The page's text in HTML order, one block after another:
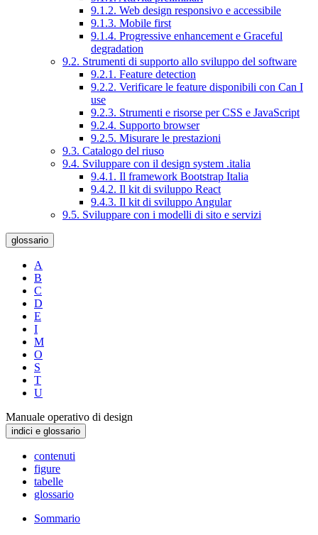
9.1.2. Web design responsivo e accessibile
9.1.3. Mobile first
9.1.4. Progressive enhancement e Graceful
degradation
9.2. Strumenti di supporto allo sviluppo del software
9.2.1. Feature detection
9.2.2. Verificare le feature disponibili con Can I
use
9.2.3. Strumenti e risorse per CSS e JavaScript
9.2.4. Supporto browser
9.2.5. Misurare le prestazioni
9.3. Catalogo del riuso
9.4. Sviluppare con il design system .italia
9.4.1. Il framework Bootstrap Italia
9.4.2. Il kit di sviluppo React
9.4.3. Il kit di sviluppo Angular
9.5. Sviluppare con i modelli di sito e servizi
glossario
A
B
C
D
E
I
M
O
S
T
U
Manuale operativo di design
indici e glossario
contenuti
figure
tabelle
glossario
Sommario